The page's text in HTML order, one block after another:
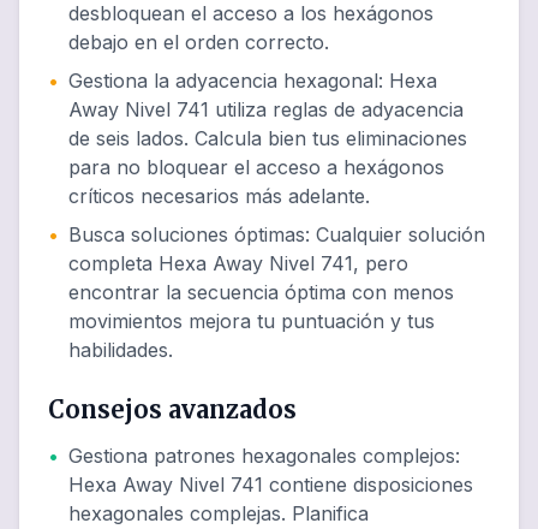
desbloquean el acceso a los hexágonos
debajo en el orden correcto.
• Gestiona la adyacencia hexagonal: Hexa
Away Nivel 741 utiliza reglas de adyacencia
de seis lados. Calcula bien tus eliminaciones
para no bloquear el acceso a hexágonos
críticos necesarios más adelante.
• Busca soluciones óptimas: Cualquier solución
completa Hexa Away Nivel 741, pero
encontrar la secuencia óptima con menos
movimientos mejora tu puntuación y tus
habilidades.
Consejos avanzados
• Gestiona patrones hexagonales complejos:
Hexa Away Nivel 741 contiene disposiciones
hexagonales complejas. Planifica